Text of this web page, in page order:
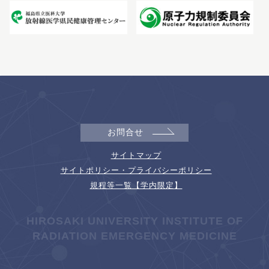
お問合せ
サイトマップ
サイトポリシー・プライバシーポリシー
規程等一覧【学内限定】
HIROSAKI UNIVERSITY INSTITUTE OF
RADIATION EMERGENCY MEDICINE